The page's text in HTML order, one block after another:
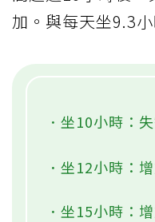
加。與每天坐9.3小
．坐10小時：
．坐12小時：
．坐15小時：